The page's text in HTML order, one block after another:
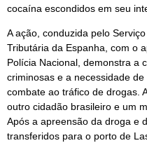
cocaína escondidos em seu
A ação, conduzida pelo
Tributária da Espanha, com o
Polícia Nacional, demonstra a
criminosas e a necessidade
combate ao tráfico de drogas.
outro cidadão brasileiro e um
Após a apreensão da droga e
transferidos para o porto de